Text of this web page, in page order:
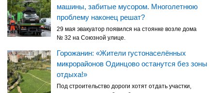
машины, забитые мусором. Многолетнюю
проблему наконец решат?
29 мая эвакуатор появился на стоянке возле дома
№ 32 на Союзной улице.
Горожанин: «Жители густонаселённых
микрорайонов Одинцово останутся без зоны
отдыха!»
Под строительство дороги хотят отдать участки,